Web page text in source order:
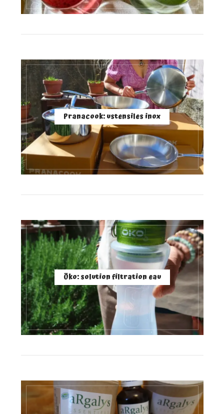
Pranacook: ustensiles inox
Öko: solution filtration eau